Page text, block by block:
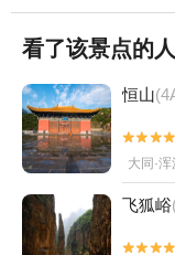
看了该景点的
恒山
大同·
飞狐峪